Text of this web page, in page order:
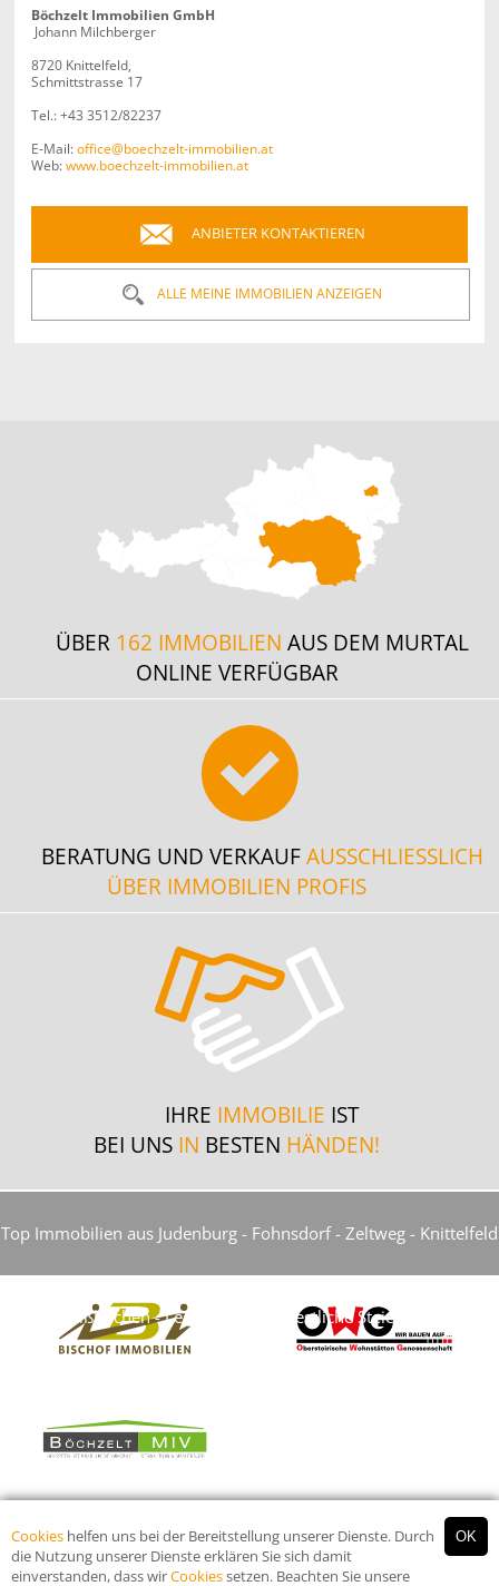
Cookies helfen uns bei der Bereitstellung unserer Dienste. Durch
die Nutzung unserer Dienste erklären Sie sich damit
einverstanden, dass wirCookiessetzen. Beachten Sie unsere
Böchzelt Immobilien GmbH
Johann Milchberger
8720 Knittelfeld,
Schmittstrasse 17
Tel.:+43 3512/82237
E-Mail:office@boechzelt-immobilien.at
Web:www.boechzelt-immobilien.at
ANBIETER KONTAKTIEREN
ALLE MEINE IMMOBILIEN ANZEIGEN
ÜBER 162 IMMOBILIEN AUS DEM MURTAL
ONLINE VERFÜGBAR
BERATUNG UND VERKAUFAUSSCHLIESSLICH
ÜBER IMMOBILIEN PROFIS
IHRE IMMOBILIE IST
BEI UNS IN BESTEN HÄNDEN!
Top Immobilien aus Judenburg - Fohnsdorf - Zeltweg - Knittelfeld
- Weißkirchen - Leoben und die restliche Steiermark...
© 2026 Murtal Immobilien Group